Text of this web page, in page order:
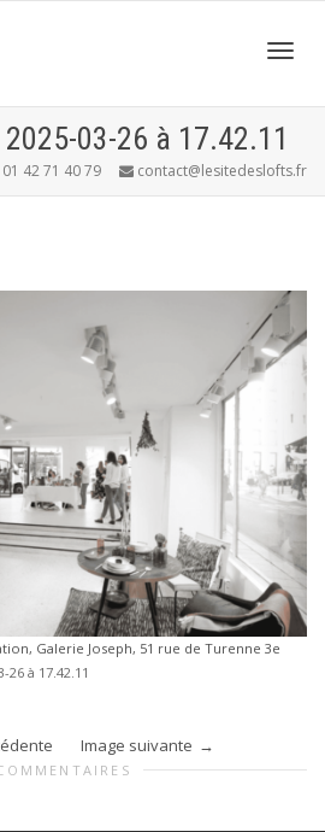
2025-03-26 à 17.42.11
01 42 71 40 79 contact@lesitedeslofts.fr
Galerie Joseph, 51 rue de Turenne 3e
26 à 17.42.11
Image suivante